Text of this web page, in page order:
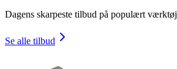
Dagens skarpeste tilbud på populært værktøj
Se alle tilbud